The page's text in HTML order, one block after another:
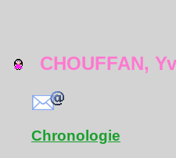
CHOUFFAN,
Chronologie